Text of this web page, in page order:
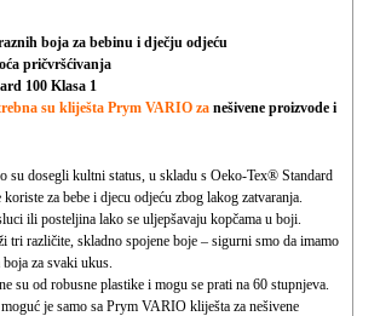
boja za bebinu i dječju odjeću
pričvršćivanja
100 Klasa 1
su kliješta Prym VARIO za nešivene proizvode i
su dosegli kultni status, u skladu s Oeko-Tex® Standard
koriste za bebe i djecu odjeću zbog lakog zatvaranja.
ili posteljina lako se uljepšavaju kopčama u boji.
tri različite, skladno spojene boje – sigurni smo da imamo
za svaki ukus.
su od robusne plastike i mogu se prati na 60 stupnjeva.
je samo sa Prym VARIO kliješta za nešivene